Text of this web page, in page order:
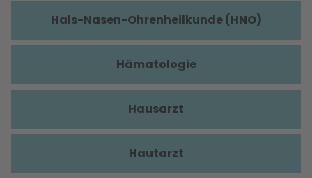
Hals-Nasen-Ohrenheilkunde (HNO)
Hämatologie
Hausarzt
Hautarzt